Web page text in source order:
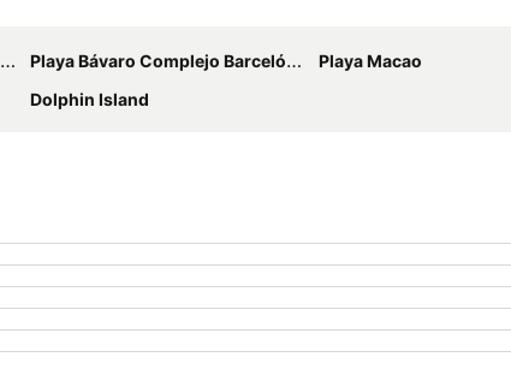
Playa Bávaro Complejo Barceló Bávaro
Playa Macao
Dolphin Island